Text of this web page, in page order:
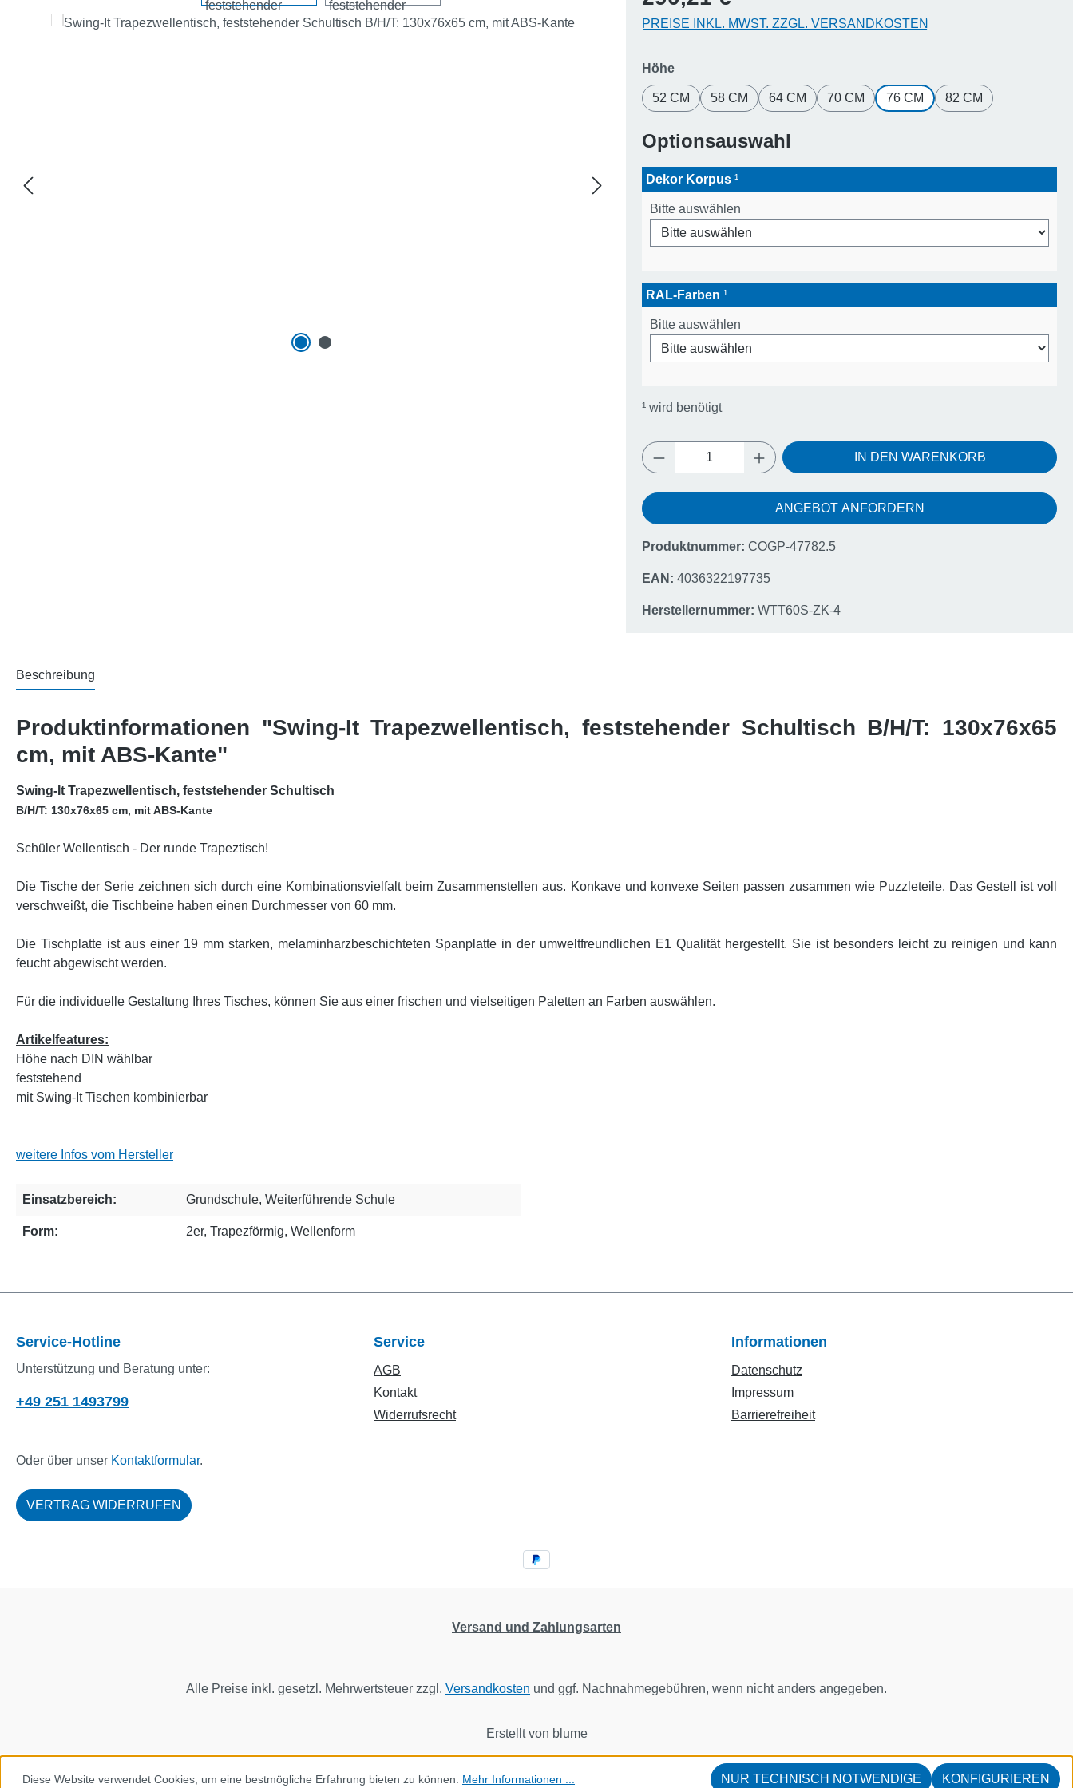
PREISE INKL. MWST. ZZGL. VERSANDKOSTEN
Höheauswählen
52 CM 58 CM 64 CM 70 CM 76 CM 82 CM
Optionsauswahl
Dekor Korpus ¹
Bitte auswählen
RAL-Farben ¹
Bitte auswählen
¹ wird benötigt
Produkt Anzahl: Gib den gewünschten Wert ein
IN DEN WARENKORB
ANGEBOT ANFORDERN
Produktnummer: COGP-47782.5
EAN: 4036322197735
Herstellernummer: WTT60S-ZK-4
Beschreibung
Produktinformationen "Swing-It Trapezwellentisch, feststehender Schultisch B/H/T: 130x76x65
cm, mit ABS-Kante"
Swing-It Trapezwellentisch, feststehender Schultisch
B/H/T: 130x76x65 cm, mit ABS-Kante
Schüler Wellentisch - Der runde Trapeztisch!
Die Tische der Serie zeichnen sich durch eine Kombinationsvielfalt beim Zusammenstellen aus. Konkave und konvexe Seiten passen zusammen wie Puzzleteile. Das Gestell ist voll
verschweißt, die Tischbeine haben einen Durchmesser von 60 mm.
Die Tischplatte ist aus einer 19 mm starken, melaminharzbeschichteten Spanplatte in der umweltfreundlichen E1 Qualität hergestellt. Sie ist besonders leicht zu reinigen und kann
feucht abgewischt werden.
Für die individuelle Gestaltung Ihres Tisches, können Sie aus einer frischen und vielseitigen Paletten an Farben auswählen.
Artikelfeatures:
Höhe nach DIN wählbar
feststehend
mit Swing-It Tischen kombinierbar
weitere Infos vom Hersteller
Einsatzbereich: Grundschule, Weiterführende Schule
Form: 2er, Trapezförmig, Wellenform
Service-Hotline
Unterstützung und Beratung unter:
+49 251 1493799
Oder über unser Kontaktformular.
VERTRAG WIDERRUFEN
Service
AGB
Kontakt
Widerrufsrecht
Informationen
Datenschutz
Impressum
Barrierefreiheit
Versand und Zahlungsarten
Alle Preise inkl. gesetzl. Mehrwertsteuer zzgl. Versandkosten und ggf. Nachnahmegebühren, wenn nicht anders angegeben.
Erstellt von blume
Diese Website verwendet Cookies, um eine bestmögliche Erfahrung bieten zu können. Mehr Informationen ... NUR TECHNISCH NOTWENDIGE KONFIGURIEREN